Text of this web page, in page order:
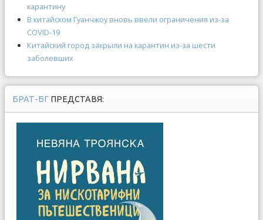
карантину
В китайском Гуанчжоу вновь ввели ограничения из-за
COVID-19
Китайский город закрыли на карантин из-за шести
заболевших
БРАТ-БГ ПРЕДСТАВЯ: